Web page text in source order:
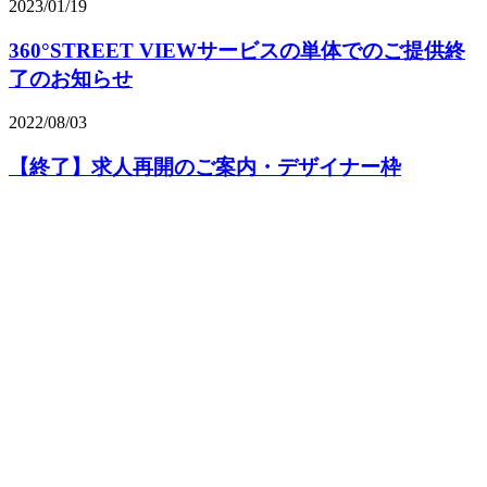
2023/01/19
360°STREET VIEWサービスの単体でのご提供終
了のお知らせ
2022/08/03
【終了】求人再開のご案内・デザイナー枠